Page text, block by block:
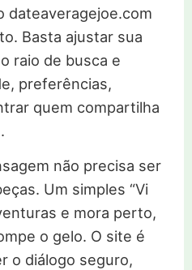
dateaveragejoe.com
Basta ajustar sua
raio de busca e
preferências,
quem compartilha
não precisa ser
Um simples “Vi
e mora perto,
o gelo. O site é
o diálogo seguro,